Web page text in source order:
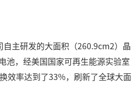
主研发的大面积（260.9cm2）晶
池，经美国国家可再生能源实验室
效率达到了33%，刷新了全球大面